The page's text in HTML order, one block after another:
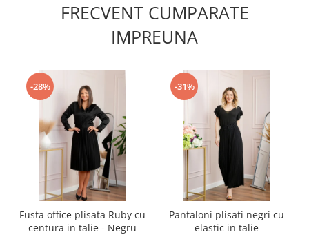
FRECVENT CUMPARATE
IMPREUNA
-28%
Fusta office plisata Ruby cu
centura in talie - Negru
-31%
Pantaloni plisati negri cu
elastic in talie